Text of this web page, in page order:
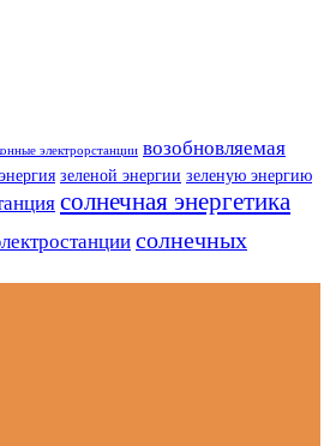
электрорстанции возобновляемая
зеленой энергии зеленую энергию
солнечная энергетика
солнечных